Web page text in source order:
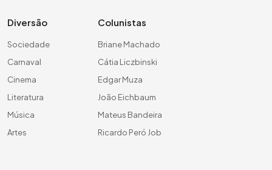
Diversão
Sociedade
Carnaval
Cinema
Literatura
Música
Artes
Colunistas
Briane Machado
Cátia Liczbinski
Edgar Muza
João Eichbaum
Mateus Bandeira
Ricardo Peró Job